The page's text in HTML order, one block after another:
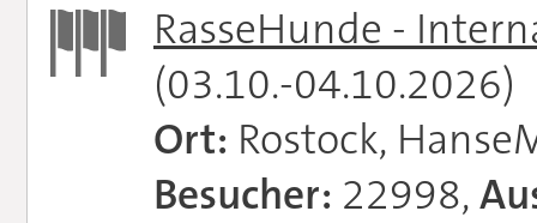
RasseHunde -
(03.10.-04.10.2026)
Ort: Rostock,
Besucher: 22998,